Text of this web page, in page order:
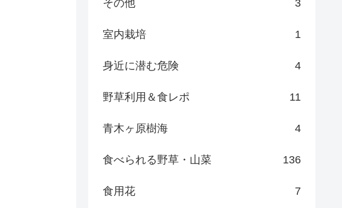
その他 3
室内栽培 1
身近に潜む危険 4
野草利用＆食レポ 11
青木ヶ原樹海 4
食べられる野草・山菜 136
食用花 7